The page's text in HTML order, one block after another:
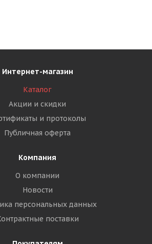
Интернет-магазин
Каталог
Акции и скидки
и протоколы
Публичная оферта
Компания
О компании
Новости
персональных данных
поставки